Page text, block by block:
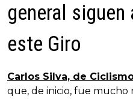
general siguen
este Giro
Carlos Silva, de
que, de inicio, fue mucho